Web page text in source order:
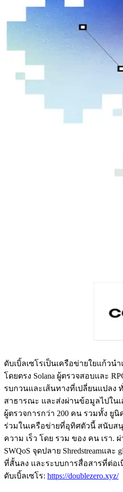
ดับเบิ้ลเซโรเป็นเครือข่ายใยแก้วนํ
โดยตรง Solana ผู้ตรวจสอบและ
รบกวนและเส้นทางที่เปลี่ยนแปลง
สาธารณะ และส่งผ่านข้อมูลไปใน
ผู้ตรวจการกว่า 200 คน รวมทั้ง ยู
ร่วมในเครือข่ายที่อุทิศตัวนี้ สนับส
ความ เร็ว โดย รวม ของ คน เรา.
SWQoS จุดปลาย Shredstreamแล
ที่สั้นลง และระบบการสื่อสารที่ต่อ
ดับเบิ้ลเซโร: https://doublezero.xyz/